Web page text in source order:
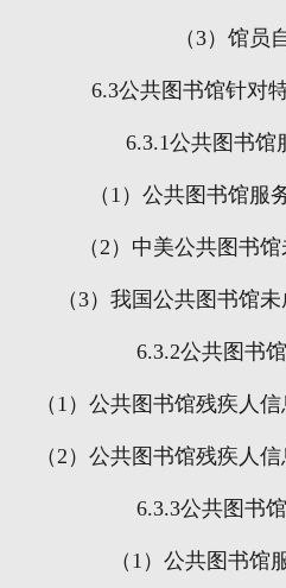
（3）馆员
6.3公共图书馆针对
6.3.1公共图书馆
（ 1 ）公共图书馆服
（2 ）中美公共图书
（3）我国公共图书馆
6.3.2公共图书
（ 1 ）公共图书馆残疾人
（2 ）公共图书馆残疾人
6.3.3公共图书
（ 1 ）公共图书馆